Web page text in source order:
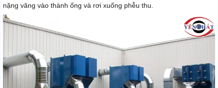
nặng văng vào thành ống và rơi xuống phễu thu.